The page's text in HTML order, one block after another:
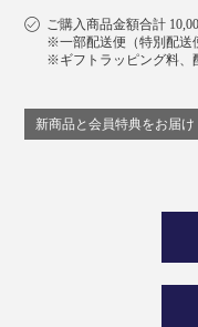
ご購入商品金額合計
※一部配送便（特別配送
※ギフトラッピング料、
新商品と会員特典をお届け